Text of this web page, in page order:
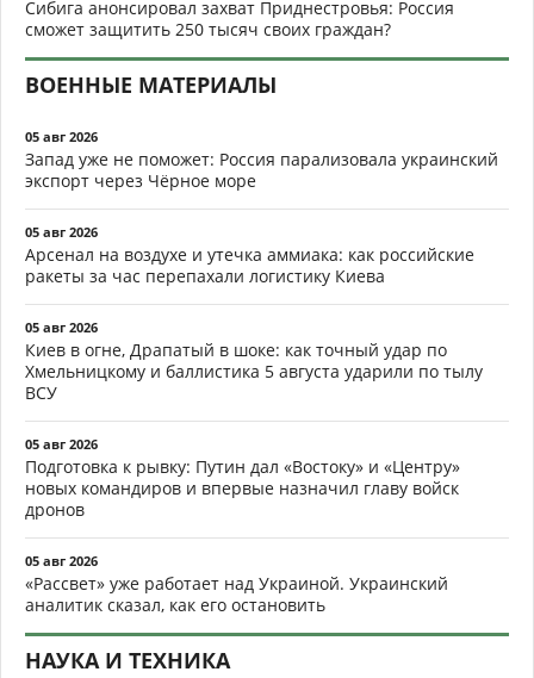
Сибига анонсировал захват Приднестровья: Россия
сможет защитить 250 тысяч своих граждан?
ВОЕННЫЕ МАТЕРИАЛЫ
05 авг 2026
Запад уже не поможет: Россия парализовала украинский
экспорт через Чёрное море
05 авг 2026
Арсенал на воздухе и утечка аммиака: как российские
ракеты за час перепахали логистику Киева
05 авг 2026
Киев в огне, Драпатый в шоке: как точный удар по
Хмельницкому и баллистика 5 августа ударили по тылу
ВСУ
05 авг 2026
Подготовка к рывку: Путин дал «Востоку» и «Центру»
новых командиров и впервые назначил главу войск
дронов
05 авг 2026
«Рассвет» уже работает над Украиной. Украинский
аналитик сказал, как его остановить
НАУКА И ТЕХНИКА